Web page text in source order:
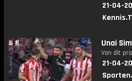
21-04-
Unai
Van dit
21-04-